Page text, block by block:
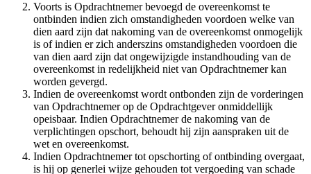
Voorts is Opdrachtnemer bevoegd de overeenkomst te
ontbinden indien zich omstandigheden voordoen welke van
dien aard zijn dat nakoming van de overeenkomst onmogelijk
is of indien er zich anderszins omstandigheden voordoen die
van dien aard zijn dat ongewijzigde instandhouding van de
overeenkomst in redelijkheid niet van Opdrachtnemer kan
worden gevergd.
Indien de overeenkomst wordt ontbonden zijn de vorderingen
van Opdrachtnemer op de Opdrachtgever onmiddellijk
opeisbaar. Indien Opdrachtnemer de nakoming van de
verplichtingen opschort, behoudt hij zijn aanspraken uit de
wet en overeenkomst.
Indien Opdrachtnemer tot opschorting of ontbinding overgaat,
is hij op generlei wijze gehouden tot vergoeding van schade